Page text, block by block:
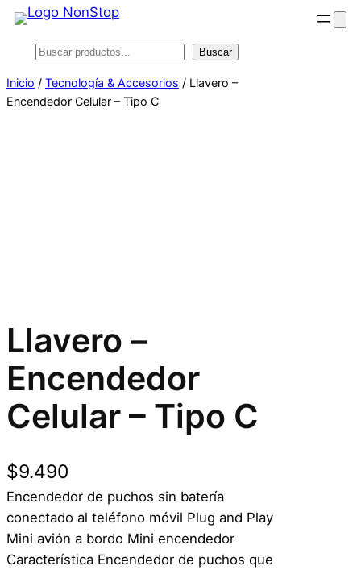
Saltar
contenido
Buscar Buscar
Inicio / Tecnología & Accesorios / Llavero –
Encendedor Celular – Tipo C
Llavero –
Encendedor
Celular – Tipo C
$9.490
Encendedor de puchos sin batería
conectado al teléfono móvil Plug and Play
Mini avión a bordo Mini encendedor
Característica Encendedor de puchos que